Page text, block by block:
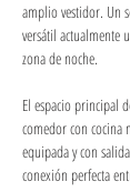
amplio vestidor. Un
versátil actualmente
zona de noche.
El espacio principal
comedor con cocina
equipada y con
conexión perfecta